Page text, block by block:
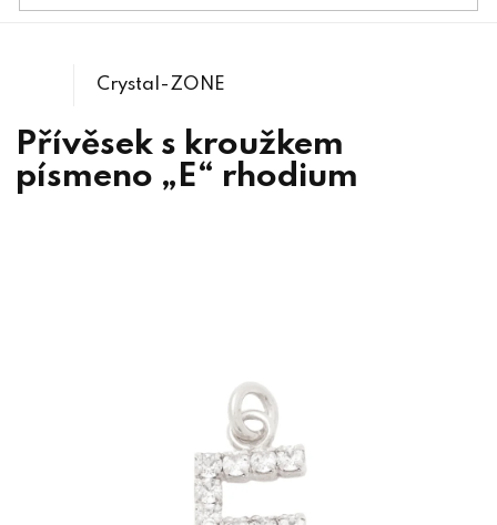
Přívěsek s kroužkem
písmeno „E“ rhodium
Crystal-ZONE